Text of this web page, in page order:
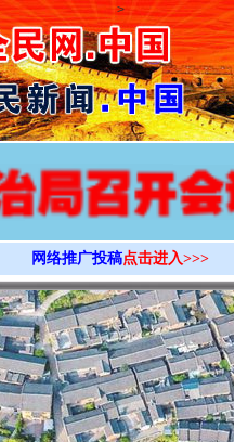
>
网络推广投稿点击进入>>>